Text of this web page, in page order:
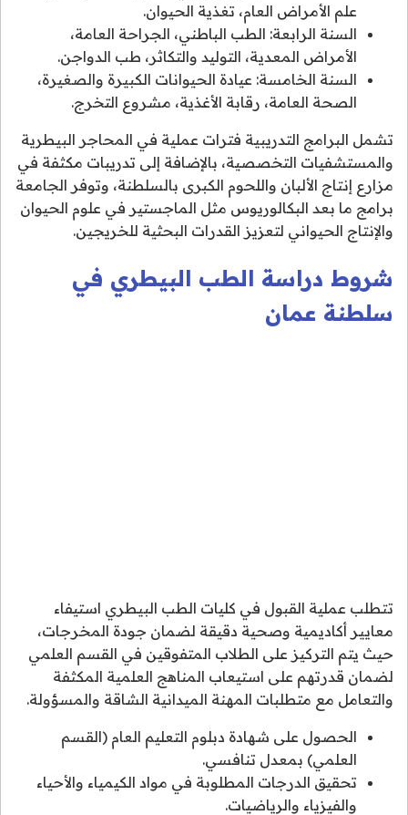
علم الأمراض العام، تغذية الحيوان.
السنة الرابعة: الطب الباطني، الجراحة العامة،
الأمراض المعدية، التوليد والتكاثر، طب الدواجن.
السنة الخامسة: عيادة الحيوانات الكبيرة والصغيرة،
الصحة العامة، رقابة الأغذية، مشروع التخرج.
تشمل البرامج التدريبية فترات عملية في المحاجر البيطرية
والمستشفيات التخصصية، بالإضافة إلى تدريبات مكثفة في
مزارع إنتاج الألبان واللحوم الكبرى بالسلطنة، وتوفر الجامعة
برامج ما بعد البكالوريوس مثل الماجستير في علوم الحيوان
والإنتاج الحيواني لتعزيز القدرات البحثية للخريجين.
شروط دراسة الطب البيطري في
سلطنة عمان
تتطلب عملية القبول في كليات الطب البيطري استيفاء
معايير أكاديمية وصحية دقيقة لضمان جودة المخرجات،
حيث يتم التركيز على الطلاب المتفوقين في القسم العلمي
لضمان قدرتهم على استيعاب المناهج العلمية المكثفة
والتعامل مع متطلبات المهنة الميدانية الشاقة والمسؤولة.
الحصول على شهادة دبلوم التعليم العام (القسم
العلمي) بمعدل تنافسي.
تحقيق الدرجات المطلوبة في مواد الكيمياء والأحياء
والفيزياء والرياضيات.